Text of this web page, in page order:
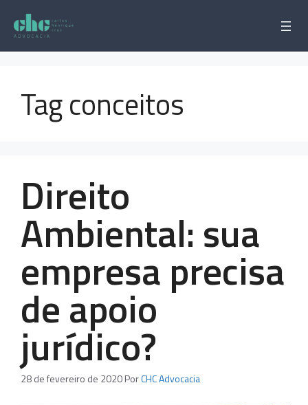
para
conteúdo
Tag conceitos
Direito
Ambiental: sua
empresa precisa
de apoio
jurídico?
28 de fevereiro de 2020PorCHC Advocacia